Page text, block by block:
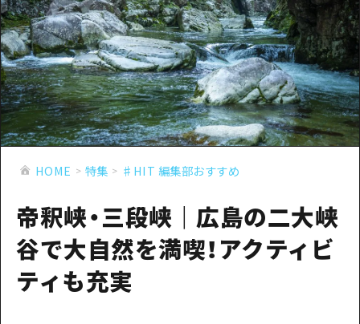
おすすめ
アート
イベント・祭り
グルメ・酒
サイクリング
ショッピング
スポーツ
ナイトライフ
世界遺産
モデルコース一覧
Dive! Hiroshima 公式ガイド
広島もしもトラベル
あたらしい非日常
広島市周辺
備後
備北
芸北
スポット・体験
スポット・体験一覧
広島市周辺
安芸
備後
備北
芸北
宮島周辺
イベント
旬情報
お役立ち情報
お役立ち情報一覧
アクセス
二次交通まとめ
HOME
新着情報
HOME 特集 ♯HIT 編集部おすすめ
帝釈峡・三段峡｜広島の二大峡
谷で大自然を満喫！アクティビ
ティも充実